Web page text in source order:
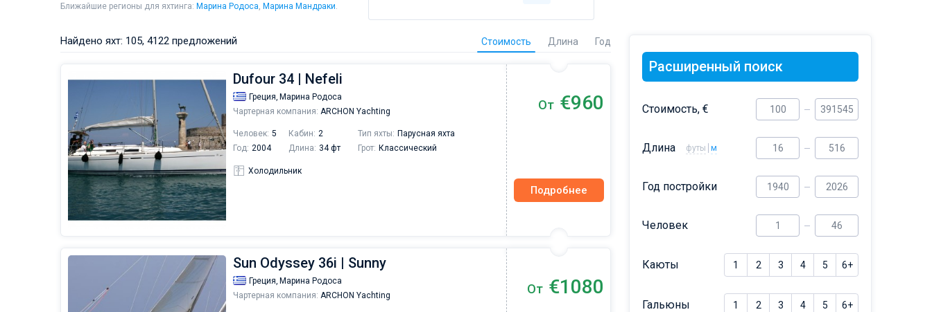
Ближайшие регионы для яхтинга: Марина Родоса, Марина Мандраки.
Найдено яхт: 105, 4122 предложений Стоимость Длина Год
Dufour 34 | Nefeli
Греция, Марина Родоса
Чартерная компания: ARCHON Yachting
Человек: 5 Кабин: 2 Тип яхты: Парусная яхта
Год: 2004 Длина: 34 фт Грот: Классический
Холодильник
От €960
Подробнее
Sun Odyssey 36i | Sunny
Греция, Марина Родоса
Чартерная компания: ARCHON Yachting От €1080
Расширенный поиск
Стоимость, €
Длина футы м
Год постройки
Человек
Каюты 1 2 3 4 5 6+
Гальюны 1 2 3 4 5 6+